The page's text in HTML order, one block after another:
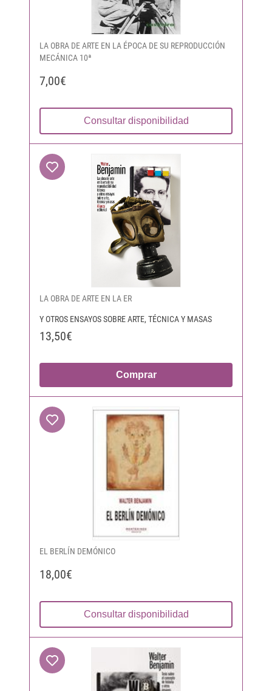
LA OBRA DE ARTE EN LA ÉPOCA DE SU REPRODUCCIÓN
MECÁNICA 10ª
7,00€
Consultar disponibilidad
LA OBRA DE ARTE EN LA ER
Y OTROS ENSAYOS SOBRE ARTE, TÉCNICA Y MASAS
13,50€
Comprar
EL BERLÍN DEMÓNICO
18,00€
Consultar disponibilidad